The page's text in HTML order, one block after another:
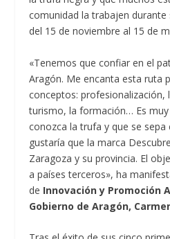
comunidad la trabajen
del 15 de noviembre al 15 de
«Tenemos que confiar en el
Aragón. Me encanta esta ruta
conceptos: profesionalización,
turismo, la formación… Es
conozca la trufa y que se sepa
gustaría que la marca
Zaragoza y su provincia. El
a países terceros», ha
de Innovación y Promoción
Gobierno de Aragón,